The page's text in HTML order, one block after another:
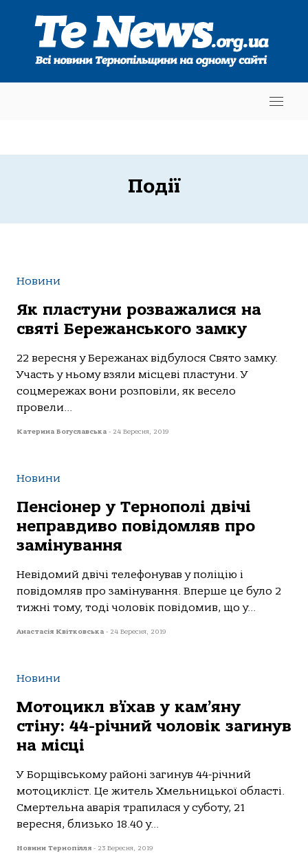
Події
Новини
Як пластуни розважалися на
святі Бережанського замку
22 вересня у Бережанах відбулося Свято замку.
Участь у ньому взяли місцеві пластуни. У
соцмережах вони розповіли, як весело
провели...
Катерина Богуславська - 24 Вересня, 2019
Новини
Пенсіонер у Тернополі двічі
неправдиво повідомляв про
замінування
Невідомий двічі телефонував у поліцію і
повідомляв про замінування. Вперше це було 2
тижні тому, тоді чоловік повідомив, що у...
Анастасія Квітковська - 24 Вересня, 2019
Новини
Мотоцикл в’їхав у кам’яну
стіну: 44-річний чоловік загинув
на місці
У Борщівському районі загинув 44-річний
мотоцикліст. Це житель Хмельницької області.
Смертельна аварія трапилася у суботу, 21
вересня, близько 18.40 у...
Новини Тернопілля - 23 Вересня, 2019